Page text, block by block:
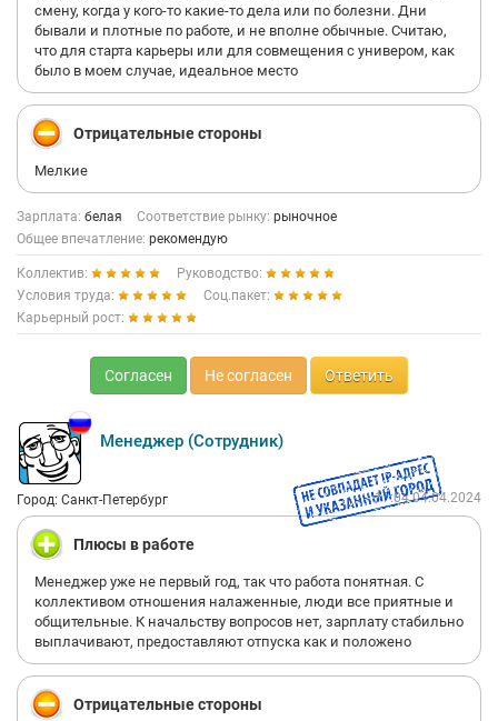
смену, когда у кого-то какие-то дела или по болезни. Дни
бывали и плотные по работе, и не вполне обычные. Считаю,
что для старта карьеры или для совмещения с универом, как
было в моем случае, идеальное место
Отрицательные стороны
Мелкие
Зарплата: белая Соответствие рынку: рыночное
Общее впечатление: рекомендую
Коллектив:
Руководство:
Условия труда:
Соц.пакет:
Карьерный рост:
Согласен Не согласен Ответить
Менеджер (Сотрудник)
Город: Санкт-Петербург 17:04 04.04.2024
Плюсы в работе
Менеджер уже не первый год, так что работа понятная. С
коллективом отношения налаженные, люди все приятные и
общительные. К начальству вопросов нет, зарплату стабильно
выплачивают, предоставляют отпуска как и положено
Отрицательные стороны